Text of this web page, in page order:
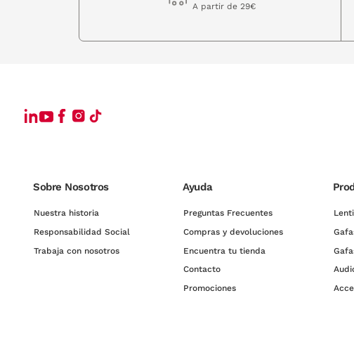
A partir de 29€
Sobre Nosotros
Nuestra historia
Responsabilidad Social
Trabaja con nosotros
Ayuda
Preguntas Frecuentes
Compras y devoluciones
Encuentra tu tienda
Contacto
Promociones